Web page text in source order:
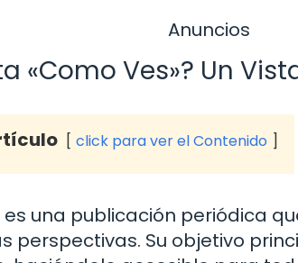
Anuncios
«Como Ves»? Un
click para ver el Contenido
es una publicación periódica
perspectivas. Su objetivo